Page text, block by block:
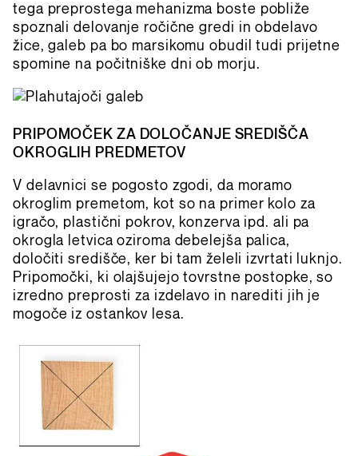
tega preprostega mehanizma boste pobliže
spoznali delovanje ročične gredi in obdelavo
žice, galeb pa bo marsikomu obudil tudi prijetne
spomine na počitniške dni ob morju.
PRIPOMOČEK ZA DOLOČANJE SREDIŠČA
OKROGLIH PREDMETOV
V delavnici se pogosto zgodi, da moramo
okroglim premetom, kot so na primer kolo za
igračo, plastični pokrov, konzerva ipd. ali pa
okrogla letvica oziroma debelejša palica,
določiti središče, ker bi tam želeli izvrtati luknjo.
Pripomočki, ki olajšujejo tovrstne postopke, so
izredno preprosti za izdelavo in narediti jih je
mogoče iz ostankov lesa.